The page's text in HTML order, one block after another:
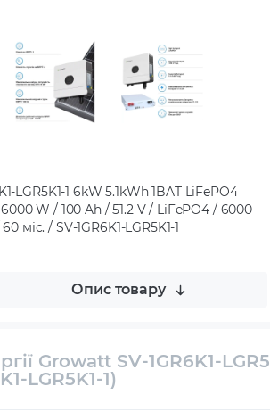
LGR5K1-1 6kW 5.1kWh 1BAT LiFePO4
6000 W / 100 Ah / 51.2 V / LiFePO4 / 6000
міс. / SV-1GR6K1-LGR5K1-1
Опис товару
Growatt SV-1GR6K1-
LGR5K1-1)